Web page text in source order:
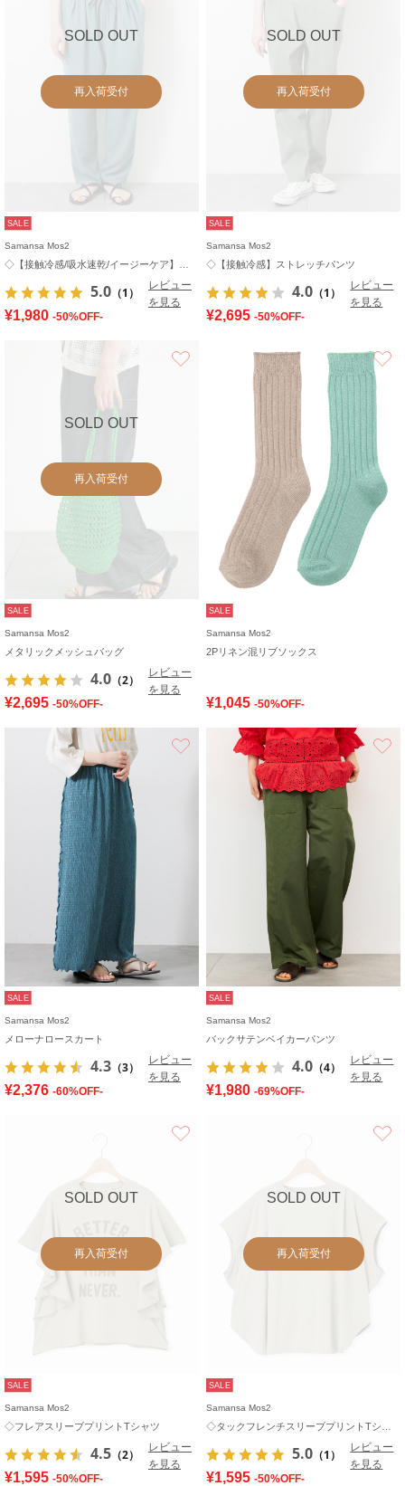
SOLD OUT
再入荷受付
SALE
Samansa Mos2
5.0 （1）
レビュー
を見る
¥1,980 -50%OFF-
SOLD OUT
再入荷受付
SALE
Samansa Mos2
◇【接触冷感】ストレッチパンツ
4.0 （1）
レビュー
を見る
¥2,695 -50%OFF-
SOLD OUT
再入荷受付
SALE
Samansa Mos2
メタリックメッシュバッグ
4.0 （2）
レビュー
を見る
¥2,695 -50%OFF-
SALE
Samansa Mos2
2Pリネン混リブソックス
¥1,045 -50%OFF-
お気に入り
SALE
Samansa Mos2
メローナロースカート
4.3 （3）
レビュー
を見る
¥2,376 -60%OFF-
SALE
Samansa Mos2
バックサテンベイカーパンツ
4.0 （4）
レビュー
を見る
¥1,980 -69%OFF-
SOLD OUT
再入荷受付
SALE
Samansa Mos2
◇フレアスリーブプリントTシャツ
4.5 （2）
レビュー
を見る
¥1,595 -50%OFF-
SOLD OUT
再入荷受付
SALE
Samansa Mos2
5.0 （1）
レビュー
を見る
¥1,595 -50%OFF-